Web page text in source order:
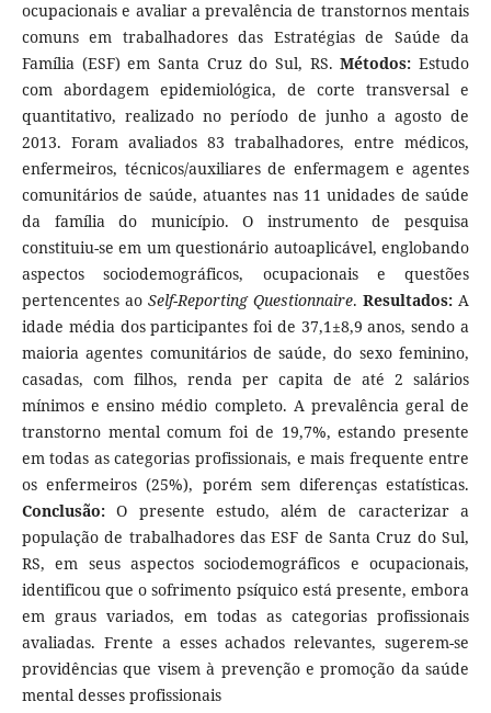
ocupacionais e avaliar a prevalência de transtornos mentais
comuns em trabalhadores das Estratégias de Saúde da
Família (ESF) em Santa Cruz do Sul, RS.Métodos:Estudo
com abordagem epidemiológica, de corte transversal e
quantitativo, realizado no período de junho a agosto de
2013. Foram avaliados 83 trabalhadores, entre médicos,
enfermeiros, técnicos/auxiliares de enfermagem e agentes
comunitários de saúde, atuantes nas 11 unidades de saúde
da família do município. O instrumento de pesquisa
constituiu-se em um questionário autoaplicável, englobando
aspectos sociodemográficos, ocupacionais e questões
pertencentes ao Self-Reporting Questionnaire.Resultados:A
idade média dos participantes foi de 37,1±8,9 anos, sendo a
maioria agentes comunitários de saúde, do sexo feminino,
casadas, com filhos, renda per capita de até 2 salários
mínimos e ensino médio completo. A prevalência geral de
transtorno mental comum foi de 19,7%, estando presente
em todas as categorias profissionais, e mais frequente entre
os enfermeiros (25%), porém sem diferenças estatísticas.
Conclusão:O presente estudo, além de caracterizar a
população de trabalhadores das ESF de Santa Cruz do Sul,
RS, em seus aspectos sociodemográficos e ocupacionais,
identificou que o sofrimento psíquico está presente, embora
em graus variados, em todas as categorias profissionais
avaliadas. Frente a esses achados relevantes, sugerem-se
providências que visem à prevenção e promoção da saúde
mental desses profissionais